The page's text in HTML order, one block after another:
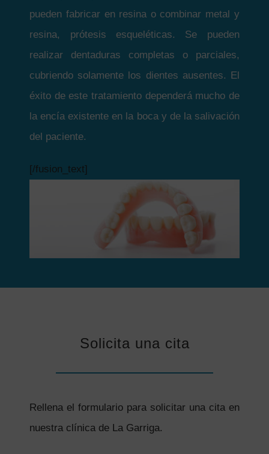
pueden fabricar en resina o combinar metal y
resina, prótesis esqueléticas. Se pueden
realizar dentaduras completas o parciales,
cubriendo solamente los dientes ausentes. El
éxito de este tratamiento dependerá mucho de
la encía existente en la boca y de la salivación
del paciente.
[/fusion_text]
Solicita una cita
Rellena el formulario para solicitar una cita en
nuestra clínica de La Garriga.